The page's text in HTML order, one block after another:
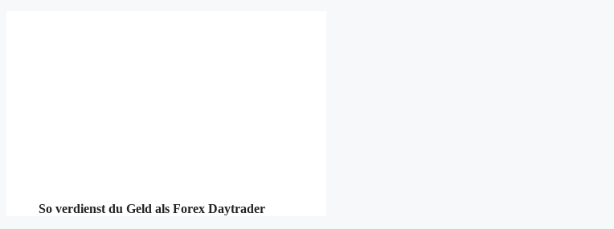
So verdienst du Geld als Forex Daytrader